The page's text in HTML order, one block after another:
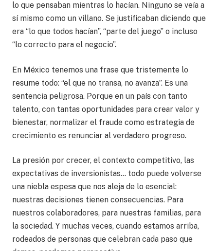
lo que pensaban mientras lo hacían. Ninguno se veía a
sí mismo como un villano. Se justificaban diciendo que
era “lo que todos hacían”, “parte del juego” o incluso
“lo correcto para el negocio”.
En México tenemos una frase que tristemente lo
resume todo: “el que no transa, no avanza”. Es una
sentencia peligrosa. Porque en un país con tanto
talento, con tantas oportunidades para crear valor y
bienestar, normalizar el fraude como estrategia de
crecimiento es renunciar al verdadero progreso.
La presión por crecer, el contexto competitivo, las
expectativas de inversionistas… todo puede volverse
una niebla espesa que nos aleja de lo esencial:
nuestras decisiones tienen consecuencias. Para
nuestros colaboradores, para nuestras familias, para
la sociedad. Y muchas veces, cuando estamos arriba,
rodeados de personas que celebran cada paso que